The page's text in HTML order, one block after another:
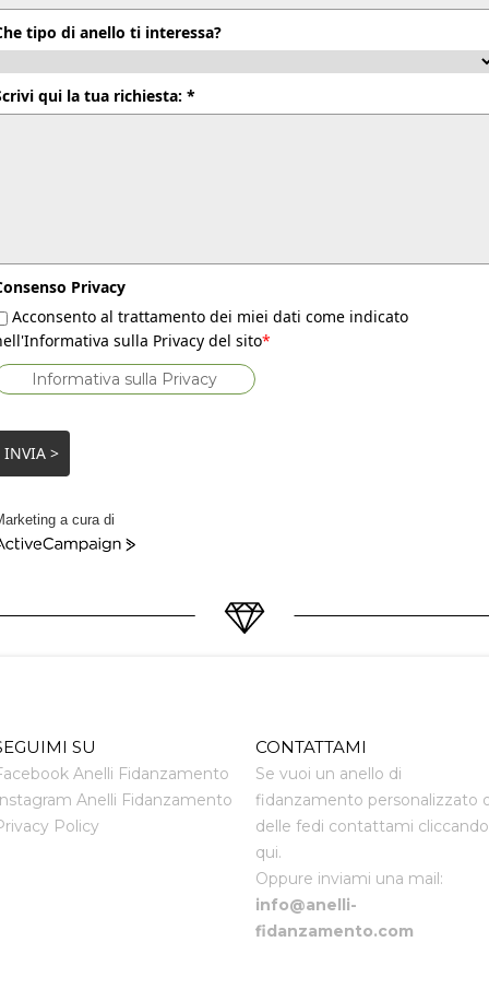
tipo di anello ti interessa?
qui la tua richiesta: *
Privacy
Acconsento al trattamento dei miei dati come indicato
sulla Privacy del sito*
Informativa sulla Privacy
INVIA >
a cura di
SU
Anelli Fidanzamento
Anelli Fidanzamento
Policy
CONTATTAMI
Se vuoi un anello di
fidanzamento personalizzato
delle fedi contattami cliccando
qui.
Oppure inviami una mail:
info@anelli-
fidanzamento.com